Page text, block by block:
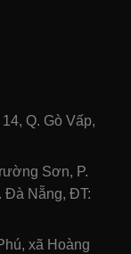
Q. Gò Vấp,
Sơn, P.
Đà Nẵng, ĐT:
xã Hoàng